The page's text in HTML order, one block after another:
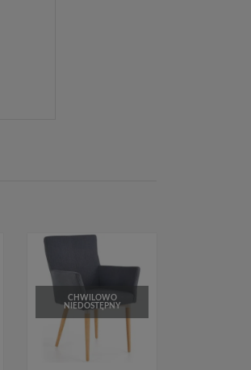
CHWILOWO
NIEDOSTĘPNY